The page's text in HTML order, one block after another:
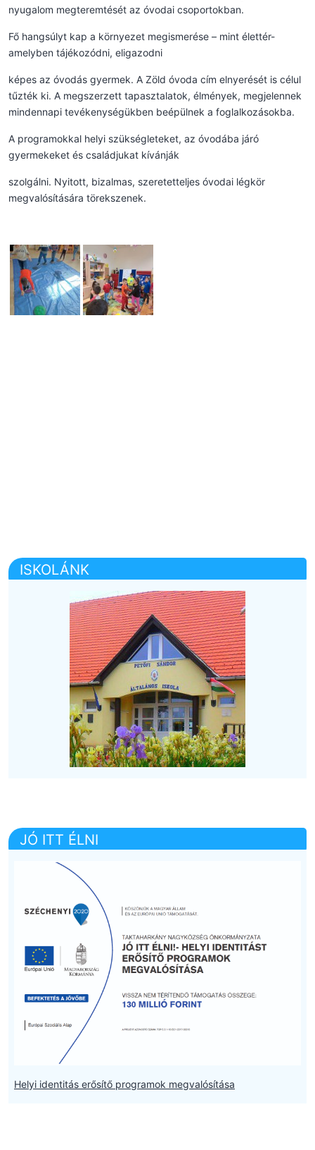
nyugalom megteremtését az óvodai csoportokban.
Fő hangsúlyt kap a környezet megismerése – mint élettér-
amelyben tájékozódni, eligazodni
képes az óvodás gyermek. A Zöld óvoda cím elnyerését is célul
tűzték ki. A megszerzett tapasztalatok, élmények, megjelennek
mindennapi tevékenységükben beépülnek a foglalkozásokba.
A programokkal helyi szükségleteket, az óvodába járó
gyermekeket és családjukat kívánják
szolgálni. Nyitott, bizalmas, szeretetteljes óvodai légkör
megvalósítására törekszenek.
ISKOLÁNK
JÓ ITT ÉLNI
Helyi identitás erősítő programok megvalósítása